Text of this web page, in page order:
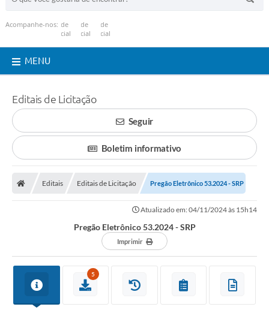
Acompanhe-nos:
MENU
Editais de Licitação
Seguir
Boletim informativo
Editais Editais de Licitação Pregão Eletrônico 53.2024 - SRP
Atualizado em: 04/11/2024 às 15h14
Pregão Eletrônico 53.2024 - SRP
Imprimir
5